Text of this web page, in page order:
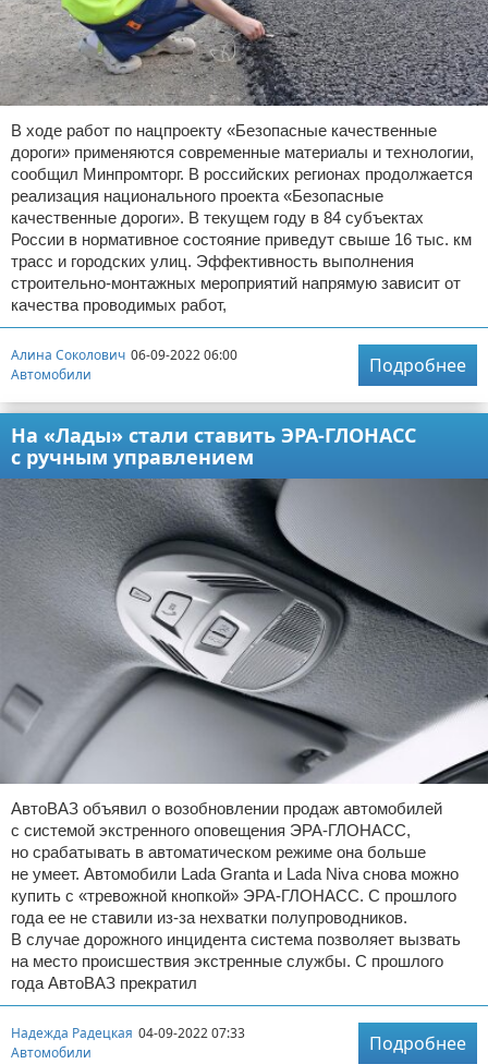
В ходе работ по нацпроекту «Безопасные качественные
дороги» применяются современные материалы и технологии,
сообщил Минпромторг. В российских регионах продолжается
реализация национального проекта «Безопасные
качественные дороги». В текущем году в 84 субъектах
России в нормативное состояние приведут свыше 16 тыс. км
трасс и городских улиц. Эффективность выполнения
строительно-монтажных мероприятий напрямую зависит от
качества проводимых работ,
Алина Соколович 06-09-2022 06:00
Автомобили
Подробнее
На «Лады» стали ставить ЭРА-ГЛОНАСС
с ручным управлением
АвтоВАЗ объявил о возобновлении продаж автомобилей
с системой экстренного оповещения ЭРА-ГЛОНАСС,
но срабатывать в автоматическом режиме она больше
не умеет. Автомобили Lada Granta и Lada Niva снова можно
купить с «тревожной кнопкой» ЭРА-ГЛОНАСС. С прошлого
года ее не ставили из-за нехватки полупроводников.
В случае дорожного инцидента система позволяет вызвать
на место происшествия экстренные службы. С прошлого
года АвтоВАЗ прекратил
Надежда Радецкая 04-09-2022 07:33
Автомобили
Подробнее